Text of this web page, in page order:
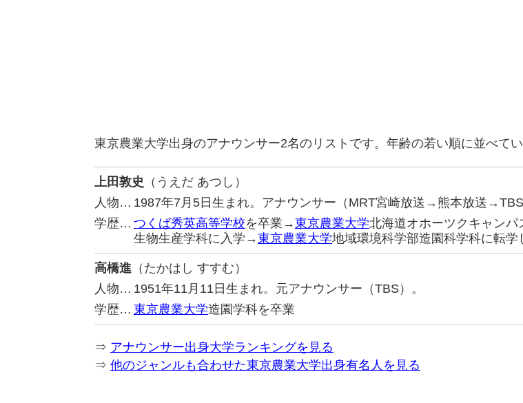
東京農業大学出身のアナウンサー2名のリストです。年齢の若い順に並べてい
上田敦史 （うえだ あつし）
人物… 1987年7月5日生まれ。アナウンサー（MRT宮崎放送→熊本放送→TBS
学歴… つくば秀英高等学校を卒業→東京農業大学北海道オホーツクキャンパ
生物生産学科に入学→東京農業大学地域環境科学部造園科学科に転学
高橋進 （たかはし すすむ）
人物… 1951年11月11日生まれ。元アナウンサー（TBS）。
学歴… 東京農業大学造園学科を卒業
⇒ アナウンサー出身大学ランキングを見る
⇒ 他のジャンルも合わせた東京農業大学出身有名人を見る